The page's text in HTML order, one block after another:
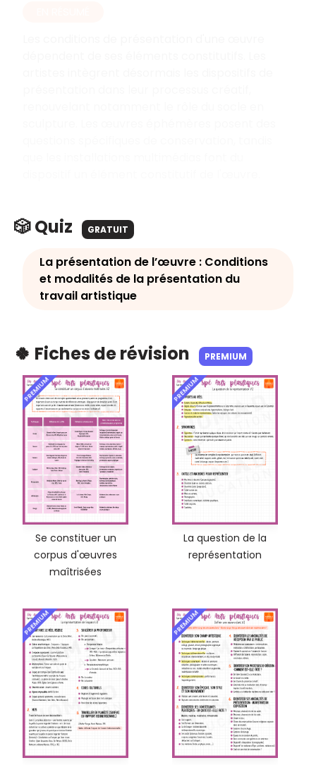
🎲 Quiz GRATUIT
La présentation de l’œuvre : Conditions
et modalités de la présentation du
travail artistique
🍀 Fiches de révision PREMIUM
PREMIUM
Se constituer un
corpus d'œuvres
maîtrisées
PREMIUM
La question de la
représentation
PREMIUM PREMIUM